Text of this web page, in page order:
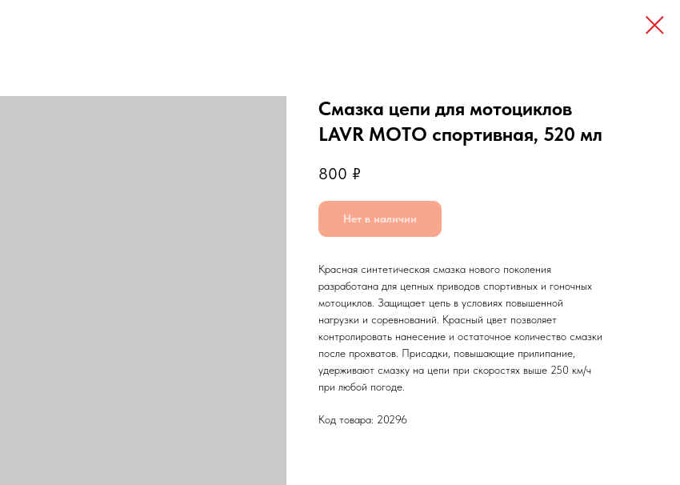
Смазка цепи для мотоциклов
LAVR MOTO спортивная, 520 мл
800 ₽
Нет в наличии
Красная синтетическая смазка нового поколения
разработана для цепных приводов спортивных и гоночных
мотоциклов. Защищает цепь в условиях повышенной
нагрузки и соревнований. Красный цвет позволяет
контролировать нанесение и остаточное количество смазки
после прохватов. Присадки, повышающие прилипание,
удерживают смазку на цепи при скоростях выше 250 км/ч
при любой погоде.
Код товара: 20296